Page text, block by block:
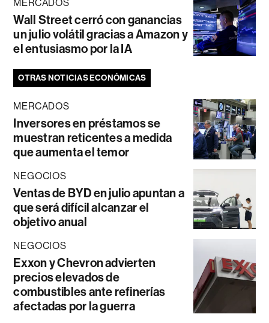
MERCADOS
Wall Street cerró con ganancias
un julio volátil gracias a Amazon y
el entusiasmo por la IA
OTRAS NOTICIAS ECONÓMICAS
MERCADOS
Inversores en préstamos se
muestran reticentes a medida
que aumenta el temor
NEGOCIOS
Ventas de BYD en julio apuntan a
que será difícil alcanzar el
objetivo anual
NEGOCIOS
Exxon y Chevron advierten
precios elevados de
combustibles ante refinerías
afectadas por la guerra